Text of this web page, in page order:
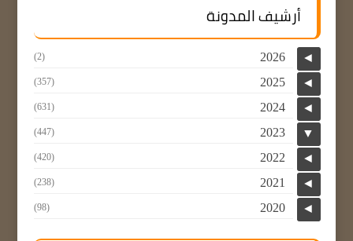
أرشيف المدونة
◄
2026
(2)
◄
2025
(357)
◄
2024
(631)
▼
2023
(447)
◄
2022
(420)
◄
2021
(238)
◄
2020
(98)